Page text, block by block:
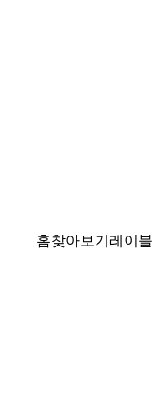
홈찾아보기레이블